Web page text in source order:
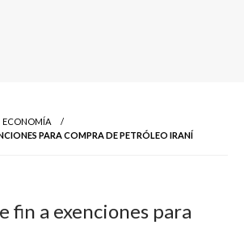
ECONOMÍA
PARA COMPRA DE PETRÓLEO IRANÍ
fin a exenciones para